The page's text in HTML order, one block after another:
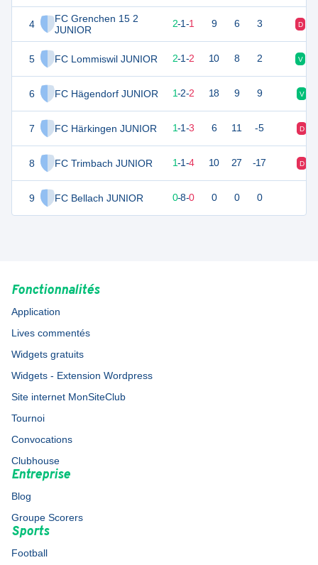
4
FC Grenchen 15 2
JUNIOR
5 FC Lommiswil JUNIOR
6 FC Hägendorf JUNIOR
7 FC Härkingen JUNIOR
8 FC Trimbach JUNIOR
9 FC Bellach JUNIOR
6 2-1-1 9 6 3 D
6 5 2-1-2 10 8 2 V
4 5 1-2-2 18 9 9 V
3 5 1-1-3 6 11 -5 D
3 6 1-1-4 10 27 -17 D
0 0-8-0 0 0 0
Fonctionnalités
Application
Lives commentés
Widgets gratuits
Widgets - Extension Wordpress
Site internet MonSiteClub
Tournoi
Convocations
Clubhouse
Entreprise
Blog
Groupe Scorers
Sports
Football